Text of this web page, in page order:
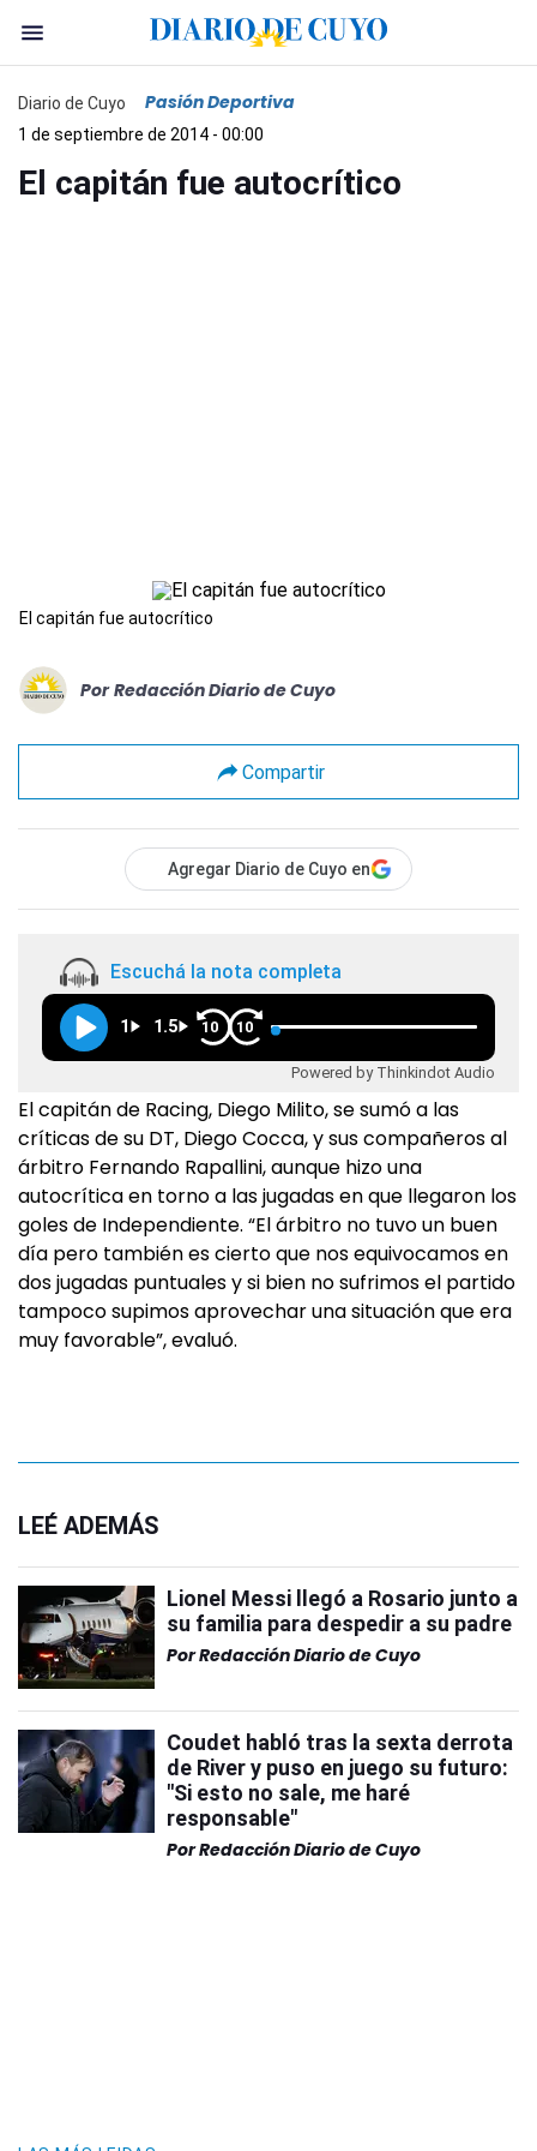
Diario de Cuyo Pasión Deportiva
1 de septiembre de 2014 - 00:00
El capitán fue autocrítico
El capitán fue autocrítico
Por Redacción Diario de Cuyo
Compartir
Agregar Diario de Cuyo en
Escuchá la nota completa
1 1.5 10 10
Powered by Thinkindot Audio
El capitán de Racing, Diego Milito, se sumó a las
críticas de su DT, Diego Cocca, y sus compañeros al
árbitro Fernando Rapallini, aunque hizo una
autocrítica en torno a las jugadas en que llegaron los
goles de Independiente. “El árbitro no tuvo un buen
día pero también es cierto que nos equivocamos en
dos jugadas puntuales y si bien no sufrimos el partido
tampoco supimos aprovechar una situación que era
muy favorable”, evaluó.
LEÉ ADEMÁS
Lionel Messi llegó a Rosario junto a
su familia para despedir a su padre
PorRedacción Diario de Cuyo
Coudet habló tras la sexta derrota
de River y puso en juego su futuro:
"Si esto no sale, me haré
responsable"
PorRedacción Diario de Cuyo